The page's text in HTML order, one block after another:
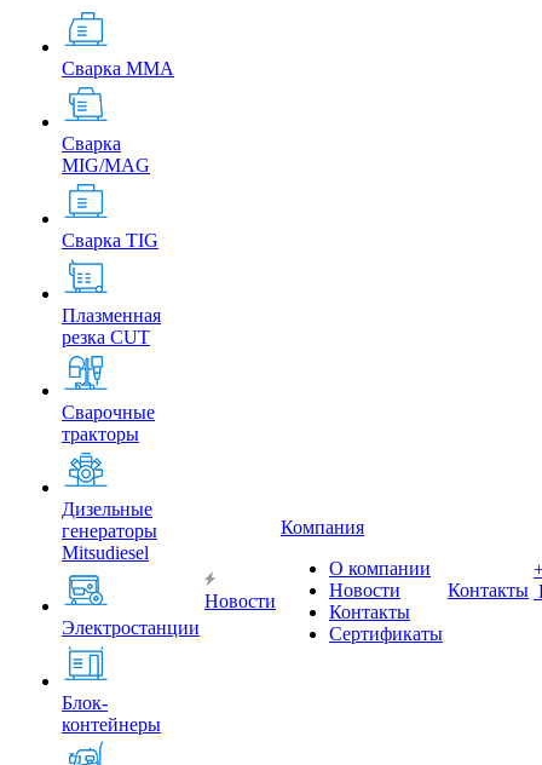
Сварка MMA
Сварка
MIG/MAG
Сварка TIG
Плазменная
резка CUT
Сварочные
тракторы
Дизельные
генераторы
Mitsudiesel
Электростанции
Блок-
контейнеры
Новости
Компания
О компании
Новости
Контакты
Сертификаты
Контакты